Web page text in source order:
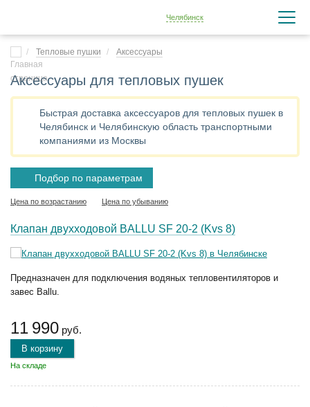
Челябинск
Тепловые пушки Аксессуары
Аксессуары для тепловых пушек
Быстрая доставка аксессуаров для тепловых пушек в
Челябинск и Челябинскую область транспортными
компаниями из Москвы
Подбор по параметрам
Цена по возрастанию Цена по убыванию
Клапан двухходовой BALLU SF 20-2 (Kvs 8)
Предназначен для подключения водяных тепловентиляторов и
завес Ballu.
11 990 руб.
В корзину
На складе